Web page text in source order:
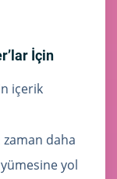
İçin
içerik
daha
yol